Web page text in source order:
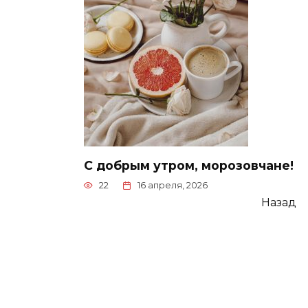
С добрым утром, морозовчане!
22 16 апреля, 2026
Назад